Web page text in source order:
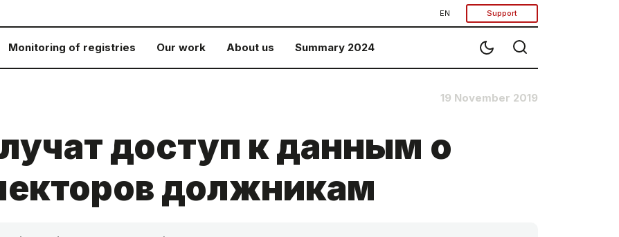
EN Support
Monitoring of registries Our work About us Summary 2024
19 November 2019
доступ к данным о
должникам